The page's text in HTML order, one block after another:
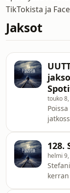
TikTokista ja
Jaksot
touko
29.5,
128.
helmi